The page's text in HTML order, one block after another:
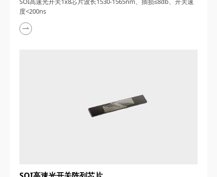
度<200ns